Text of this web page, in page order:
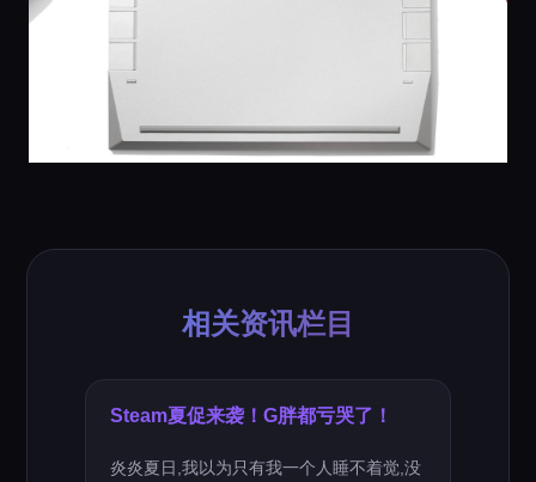
相关资讯栏目
Steam夏促来袭！G胖都亏哭了！
炎炎夏日,我以为只有我一个人睡不着觉,没